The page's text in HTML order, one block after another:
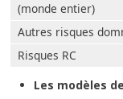
(monde entier)
Autres risques
Risques RC
Les modèles